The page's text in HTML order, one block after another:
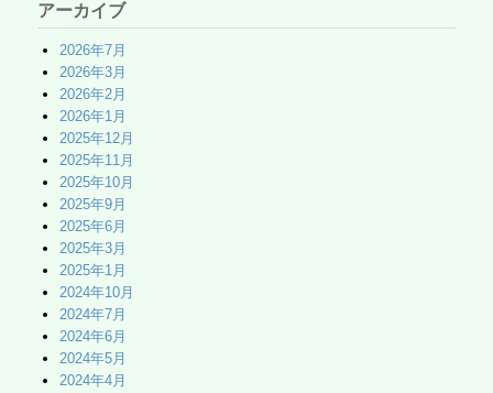
アーカイブ
2026年7月
2026年3月
2026年2月
2026年1月
2025年12月
2025年11月
2025年10月
2025年9月
2025年6月
2025年3月
2025年1月
2024年10月
2024年7月
2024年6月
2024年5月
2024年4月